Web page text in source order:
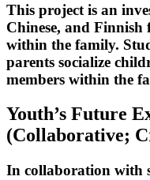
This project is an
Chinese, and Finnish
within the family.
parents socialize
members within the
Youth’s Future
(Collaborative;
In collaboration with